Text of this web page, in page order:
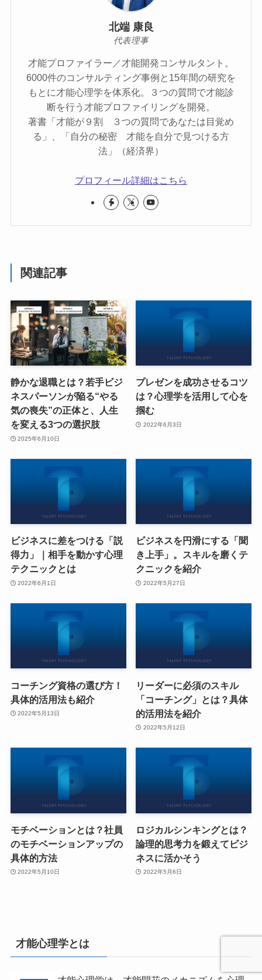
北端 康良
代表理事
才能プロファイラー／才能開発コンサルタント。
6000件のコンサルティング事例と15年間の研究を
もとに才能心理学を体系化。３つの質問で才能診
断を行う才能プロファイリングを開発。
著書「才能が９割 ３つの質問であなたは目覚め
る」、「自分の秘密 才能を自分で見つける方
法」（経済界）
プロフィール詳細はこちら
関連記事
静かな退職とは？若手ビジ
ネスパーソンが陥る“やる
気の喪失”の正体と、人生
を変える3つの選択肢
2025年6月10日
プレゼンを成功させるコツ
は？心理学を活用して心を
掴む
2022年6月3日
ビジネスに差をつける「説
得力」｜相手を動かす心理
テクニックとは
2022年6月1日
ビジネスを円滑にする「聞
き上手」。スキルを磨くテ
クニックを紹介
2022年5月27日
コーチング資格の選び方！
具体的活用法も紹介
2022年5月13日
リーダーに必須のスキル
「コーチング」とは？具体
的活用法を紹介
2022年5月12日
モチベーションとは？社員
のモチベーションアップの
具体的方法
2022年5月10日
ロジカルシンキングとは？
論理的思考力を鍛えてビジ
ネスに活かそう
2022年5月6日
才能心理学とは